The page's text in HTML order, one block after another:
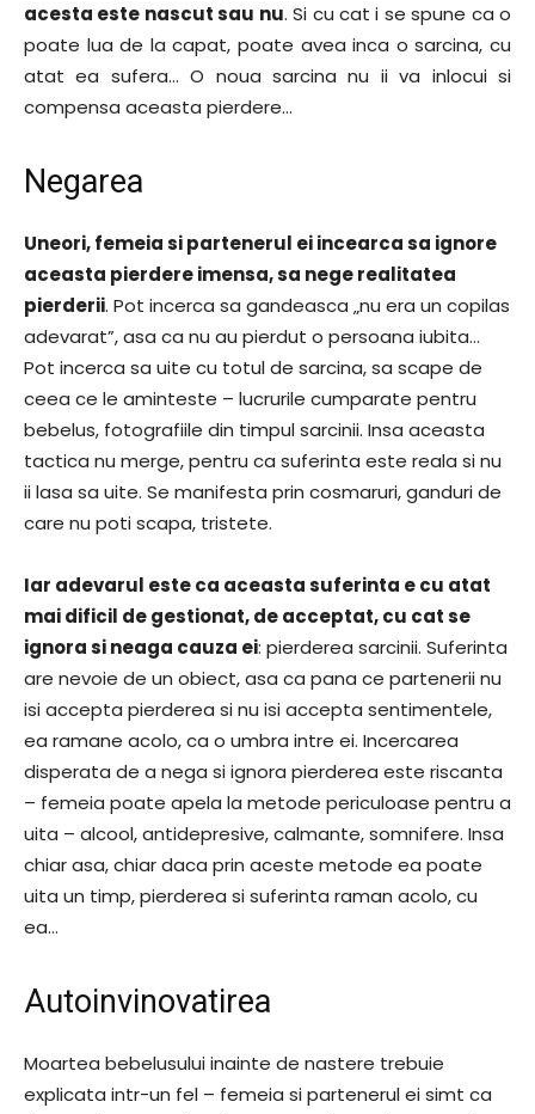
acesta este nascut sau nu. Si cu cat i se spune ca o
poate lua de la capat, poate avea inca o sarcina, cu
atat ea sufera… O noua sarcina nu ii va inlocui si
compensa aceasta pierdere…
Negarea
Uneori, femeia si partenerul ei incearca sa ignore
aceasta pierdere imensa, sa nege realitatea
pierderii. Pot incerca sa gandeasca „nu era un copilas
adevarat”, asa ca nu au pierdut o persoana iubita…
Pot incerca sa uite cu totul de sarcina, sa scape de
ceea ce le aminteste – lucrurile cumparate pentru
bebelus, fotografiile din timpul sarcinii. Insa aceasta
tactica nu merge, pentru ca suferinta este reala si nu
ii lasa sa uite. Se manifesta prin cosmaruri, ganduri de
care nu poti scapa, tristete.
Iar adevarul este ca aceasta suferinta e cu atat
mai dificil de gestionat, de acceptat, cu cat se
ignora si neaga cauza ei: pierderea sarcinii. Suferinta
are nevoie de un obiect, asa ca pana ce partenerii nu
isi accepta pierderea si nu isi accepta sentimentele,
ea ramane acolo, ca o umbra intre ei. Incercarea
disperata de a nega si ignora pierderea este riscanta
– femeia poate apela la metode periculoase pentru a
uita – alcool, antidepresive, calmante, somnifere. Insa
chiar asa, chiar daca prin aceste metode ea poate
uita un timp, pierderea si suferinta raman acolo, cu
ea…
Autoinvinovatirea
Moartea bebelusului inainte de nastere trebuie
explicata intr-un fel – femeia si partenerul ei simt ca